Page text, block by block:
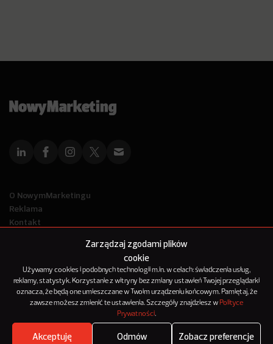
Zarządzaj zgodami plików
cookie
Używamy cookies i podobnych technologii m.in. w celach: świadczenia usług,
reklamy, statystyk. Korzystanie z witryny bez zmiany ustawień Twojej przeglądarki
oznacza, że będą one umieszczane w Twoim urządzeniu końcowym. Pamiętaj, że
zawsze możesz zmienić te ustawienia. Szczegóły znajdziesz w Polityce
Prywatności.
Akceptuję Odmów Zobacz preferencje
O NowymMarketingu
Reklama
Kontakt
© 2012-2025
NowyMarketing jest marką 143Media Sp. z o.o.